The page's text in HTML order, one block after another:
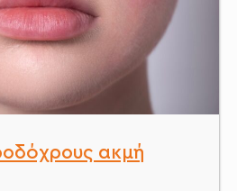
ακμή